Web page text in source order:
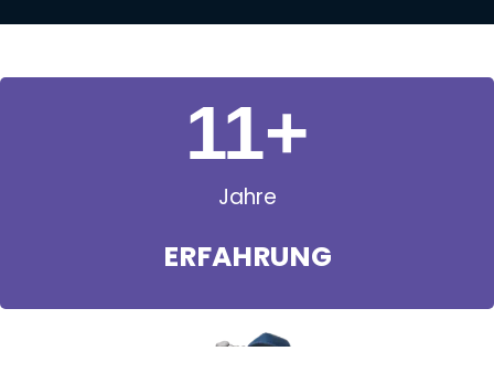
Jahre
ERFAHRUNG
11+